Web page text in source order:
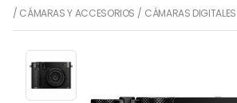
/ CÁMARAS Y ACCESORIOS / CÁMARAS DIGITALES